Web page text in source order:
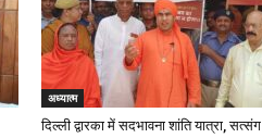
अध्यात्म
दिल्ली द्वारका में सदभावना शांति यात्रा, सत्संग